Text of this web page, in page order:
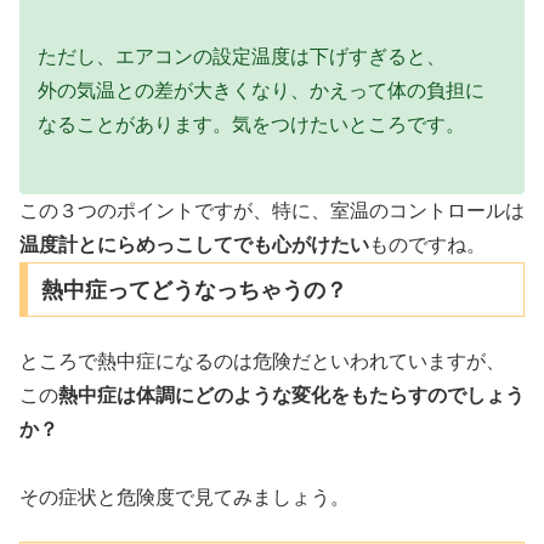
ただし、エアコンの設定温度は下げすぎると、
外の気温との差が大きくなり、かえって体の負担に
なることがあります。気をつけたいところです。
この３つのポイントですが、特に、室温のコントロールは
温度計とにらめっこしてでも心がけたいものですね。
熱中症ってどうなっちゃうの？
ところで熱中症になるのは危険だといわれていますが、
この熱中症は体調にどのような変化をもたらすのでしょう
か？
その症状と危険度で見てみましょう。